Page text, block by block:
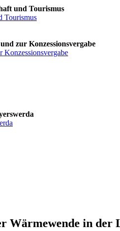
und Tourismus
Tourismus
zur Konzessionsvergabe
Konzessionsvergabe
Wärmewende in der